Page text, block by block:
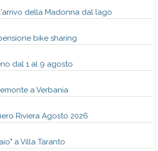
della Madonna dal lago
bike sharing
dal 1 al 9 agosto
a Verbania
Riviera Agosto 2026
a Villa Taranto